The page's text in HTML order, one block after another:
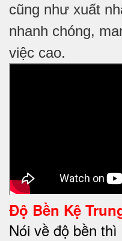
cũng như xuất
nhanh chóng,
việc cao.
Độ Bền Kệ
Nói về độ bền thì